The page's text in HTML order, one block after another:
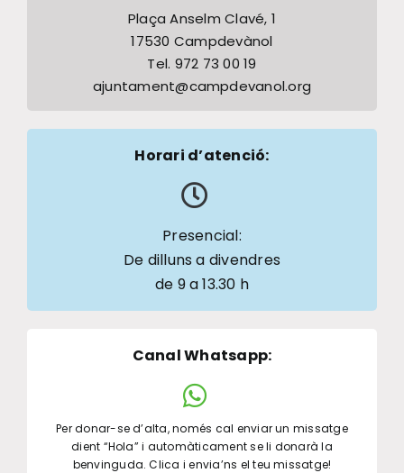
Plaça Anselm Clavé, 1
17530 Campdevànol
Tel. 972 73 00 19
ajuntament@campdevanol.org
Horari d’atenció:
Presencial:
De dilluns a divendres
de 9 a 13.30 h
Canal Whatsapp:
Per donar-se d’alta, només cal enviar un missatge
dient “Hola” i automàticament se li donarà la
benvinguda. Clica i envia’ns el teu missatge!